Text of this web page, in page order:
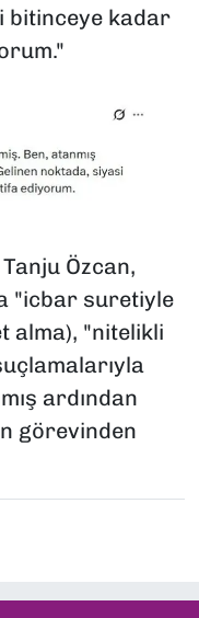
bitinceye kadar
Özcan,
"icbar suretiyle
alma), "nitelikli
ardından
görevinden